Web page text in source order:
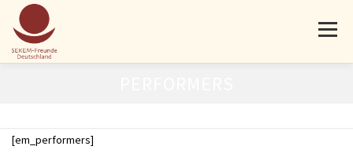
Menü
[em_performers]